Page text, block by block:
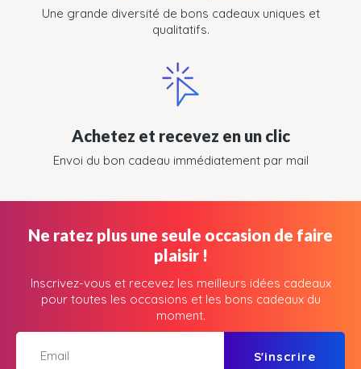
Une grande diversité de bons cadeaux uniques et
qualitatifs.
Achetez et recevez en un clic
Envoi du bon cadeau immédiatement par mail
Ne ratez plus une seule occasion de faire
plaisir !
Inscrivez-vous et recevez les meilleurs idées cadeaux
pour toutes les occasions et les bons cadeaux du
moment.
S'inscrire